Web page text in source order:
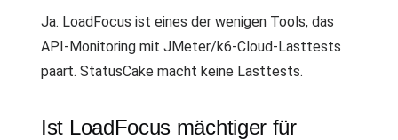
Ja. LoadFocus ist eines der wenigen Tools, das
API-Monitoring mit JMeter/k6-Cloud-Lasttests
paart. StatusCake macht keine Lasttests.
Ist LoadFocus mächtiger für